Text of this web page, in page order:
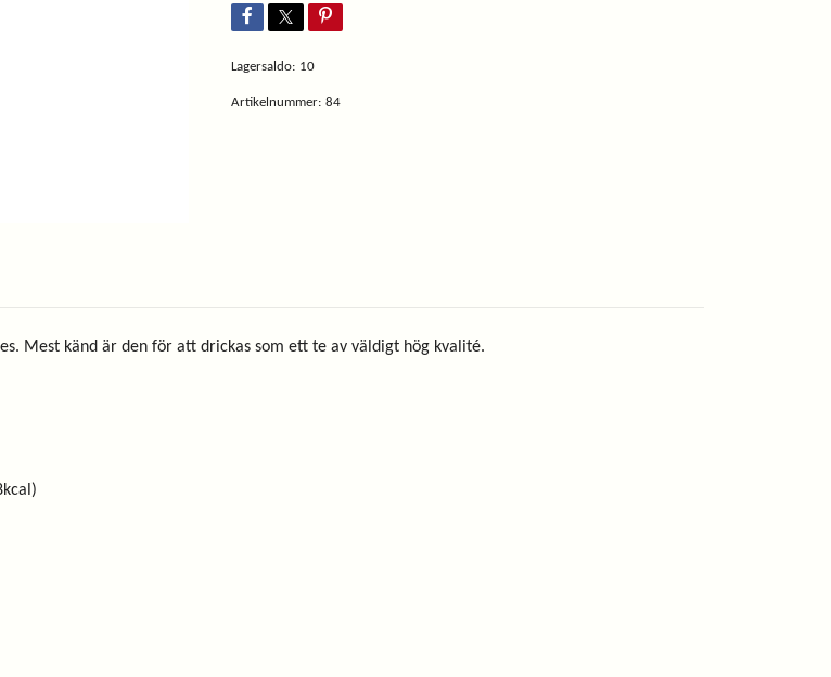
Lagersaldo: 10
Artikelnummer: 84
Mest känd är den för att drickas som ett te av väldigt hög kvalité.